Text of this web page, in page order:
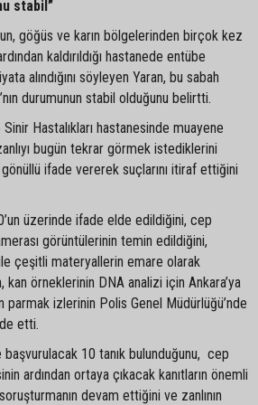
stabil”
göğüs ve karın bölgelerinden birçok kez
kaldırıldığı hastanede entübe
alındığını söyleyen Yaran, bu sabah
durumunun stabil olduğunu belirtti.
Sinir Hastalıkları hastanesinde muayene
bugün tekrar görmek istediklerini
gönüllü ifade vererek suçlarını itiraf ettiğini
üzerinde ifade elde edildiğini, cep
görüntülerinin temin edildiğini,
ile çeşitli materyallerin emare olarak
kan örneklerinin DNA analizi için Ankara’ya
izlerinin Polis Genel Müdürlüğü’nde
etti.
10 tanık bulunduğunu, cep
ardından ortaya çıkacak kanıtların önemli
devam ettiğini ve zanlının